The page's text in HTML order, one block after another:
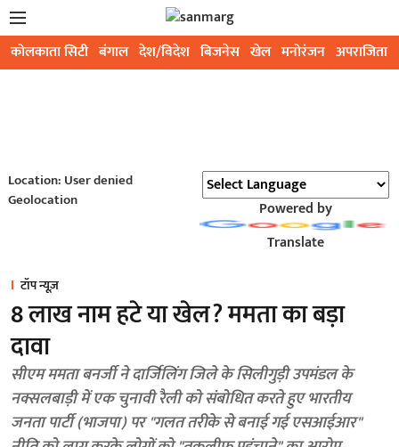
कोलकाता सिटी बंगाल देश/विदेश बिजनेस खेल मनोरंजन अपराजिता
Location: User denied
Geolocation
Powered by
Translate
टॉप न्यूज़
8 लाख नाम हटे या खेल? ममता का बड़ा
दावा
सीएम ममता बनर्जी ने दार्जिलिंग जिले के सिलीगुड़ी उपमंडल के
नक्सलबाड़ी में एक चुनावी रैली को संबोधित करते हुए भारतीय
जनता पार्टी (भाजपा) पर "गलत तरीके से बनाई गई एसआईआर"